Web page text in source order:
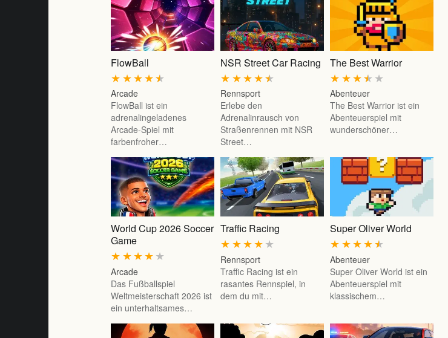
FlowBall
★
★
★
★
★
Arcade
FlowBall ist ein
adrenalingeladenes
Arcade-Spiel mit
farbenfroher…
NSR Street Car Racing
★
★
★
★
★
Rennsport
Erlebe den
Adrenalinrausch von
Straßenrennen mit NSR
Street…
The Best Warrior
★
★
★
★
★
Abenteuer
The Best Warrior ist ein
Abenteuerspiel mit
wunderschöner…
World Cup 2026 Soccer
Game
★
★
★
★
★
Arcade
Das Fußballspiel
Weltmeisterschaft 2026 ist
ein unterhaltsames…
Traffic Racing
★
★
★
★
★
Rennsport
Traffic Racing ist ein
rasantes Rennspiel, in
dem du mit…
Super Oliver World
★
★
★
★
★
Abenteuer
Super Oliver World ist ein
Abenteuerspiel mit
klassischem…